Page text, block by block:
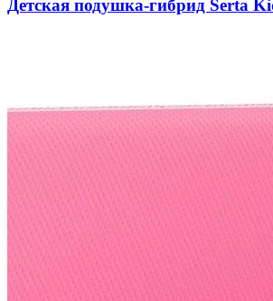
Детская подушка-гибрид Serta